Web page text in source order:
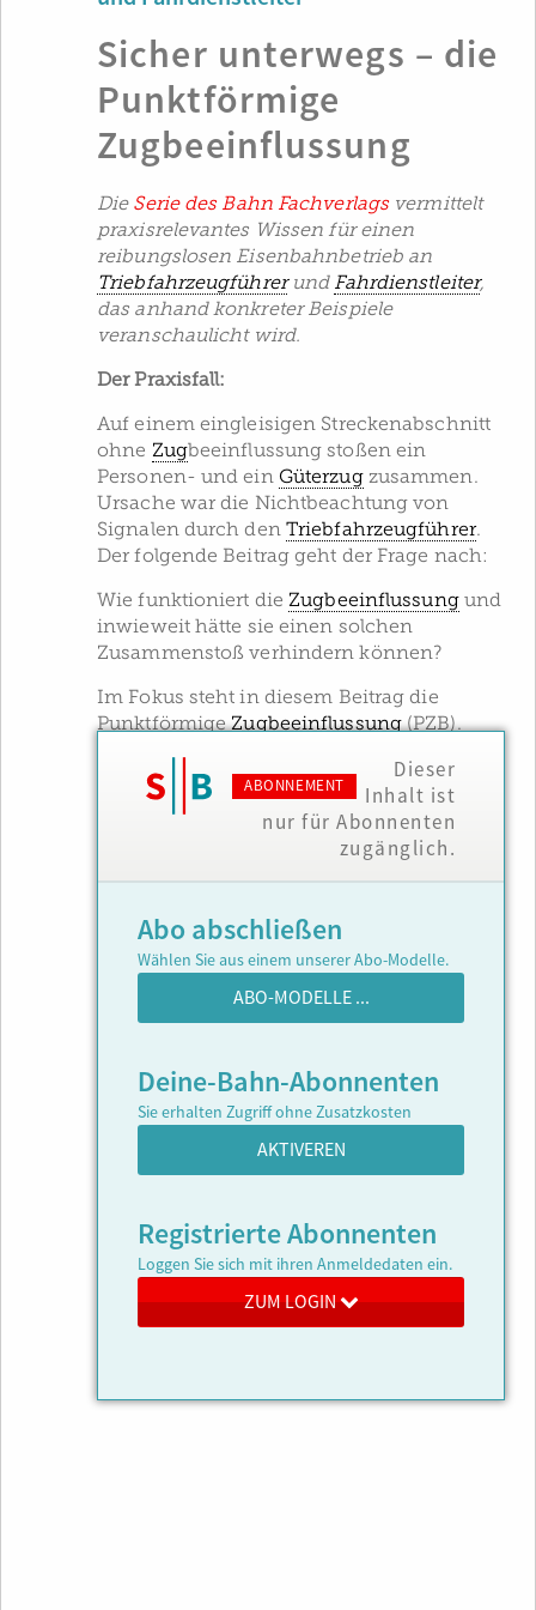
Sicher unterwegs – die
Punktförmige
Zugbeeinflussung
Die Serie des Bahn Fachverlagsvermittelt
praxisrelevantes Wissen für einen
reibungslosen Eisenbahnbetrieb an
Triebfahrzeugführerund Fahrdienstleiter,
das anhand konkreter Beispiele
veranschaulicht wird.
Der Praxisfall:
Auf einem eingleisigen Streckenabschnitt
ohne Zug­beeinflussung stoßen ein
Personen- und ein Güterzugzusammen.
Ursache war die Nichtbeachtung von
Signalen durch den Triebfahrzeugführer.
Der folgende Beitrag geht der Frage nach:
Wie funktioniert die Zugbeeinflussungund
inwieweit hätte sie einen solchen
Zusammenstoß verhindern können?
Im Fokus steht in diesem Beitrag die
PunktförmigeZugbeeinflussung(PZB).
ABONNEMENT
Dieser
Inhalt ist
nur für Abonnenten
zugänglich.
Abo abschließen
Wählen Sie aus einem unserer Abo-Modelle.
ABO-MODELLE ...
Deine-Bahn-Abonnenten
Sie erhalten Zugriff ohne Zusatzkosten
AKTIVEREN
Registrierte Abonnenten
Loggen Sie sich mit ihren Anmeldedaten ein.
ZUM LOGIN